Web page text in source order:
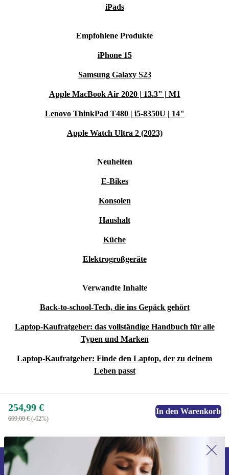
iPads
Empfohlene Produkte
iPhone 15
Samsung Galaxy S23
Apple MacBook Air 2020 | 13.3" | M1
Lenovo ThinkPad T480 | i5-8350U | 14"
Apple Watch Ultra 2 (2023)
Neuheiten
E-Bikes
Konsolen
Haushalt
Küche
Elektrogroßgeräte
Verwandte Inhalte
Back-to-school-Tech, die ins Gepäck gehört
Laptop-Kaufratgeber: das vollständige Handbuch für alle
Typen und Marken
Laptop-Kaufratgeber: Finde den Laptop, der zu deinem
Leben passt
254,99 €
669,00 € (-62%)
In den Warenkorb
Erstmals zum Newsletter anmelden,